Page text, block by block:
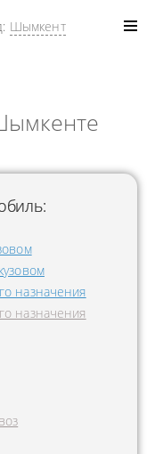
Шымкент
назначения
назначения